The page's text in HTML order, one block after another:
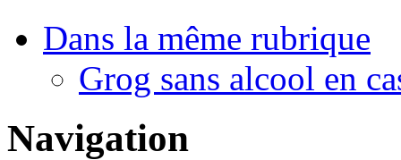
Dans la même rubrique
Grog sans alcool en
Navigation